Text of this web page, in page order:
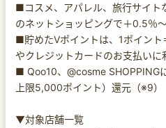
■コスメ、アパレル、旅行サイ
のネットショッピングで＋0.5％
■貯めたVポイントは、1ポイント
やクレジットカードのお支払いに
■ Qoo10、@cosme SHOPPING
上限5,000ポイント）還元（※9）
▼対象店舗一覧